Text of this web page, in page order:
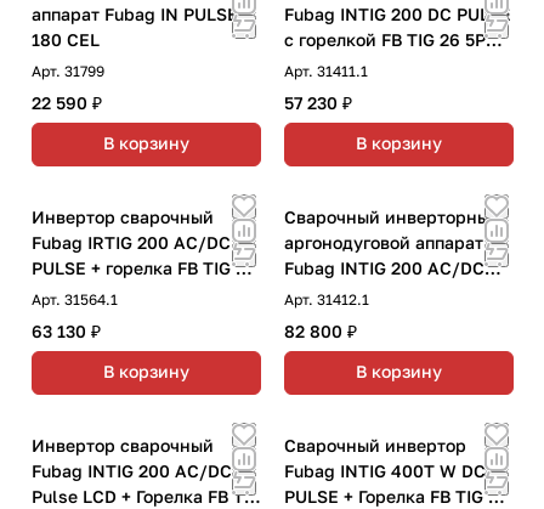
аппарат Fubag IN PULSE
180 CEL
Арт. 31799
22 590 ₽
В корзину
Fubag INTIG 200 DC PULSE
с горелкой FB TIG 26 5P
4m
Арт. 31411.1
57 230 ₽
В корзину
Инвертор сварочный
Fubag IRTIG 200 AC/DC
PULSE + горелка FB TIG 26
5P 4m Up&amp;Down
Арт. 31564.1
63 130 ₽
В корзину
Сварочный инверторный
аргонодуговой аппарат
Fubag INTIG 200 AC/DC
PULSE с горелкой FB TIG
Арт. 31412.1
82 800 ₽
В корзину
Инвертор сварочный
Fubag INTIG 200 AC/DC
Pulse LCD + Горелка FB TIG
Сварочный инвертор
Fubag INTIG 400T W DC
PULSE + Горелка FB TIG 26